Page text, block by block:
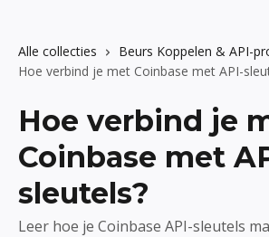
Alle collecties
Beurs Koppelen & API-
Hoe verbind je met Coinbase met API-
Hoe verbind je
Coinbase met
sleutels?
Leer hoe je Coinbase API-sleutels